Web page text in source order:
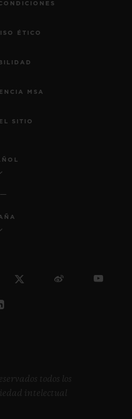
ÉTICO
MSA
SITIO
todos los
intelectual